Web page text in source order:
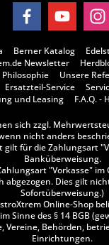
Berner Katalog
Newsletter
Philosophie Unsere
Ersatzteil-Service
und Leasing
F.A.Q. -
sich zzgl.
nicht anders
gilt für die Zahlungsart
Banküberweisung.
"Vorkasse" im
abgezogen. Dies gilt
Sofortüberweisung.)
Online-Shop
Sinne des § 14 BGB
Vereine, Behörden,
Einrichtungen.